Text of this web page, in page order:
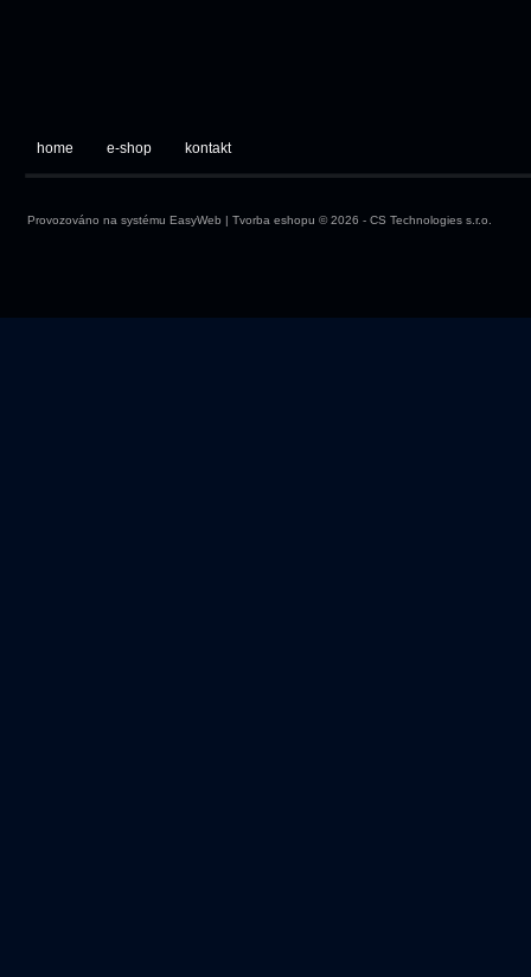
home e-shop kontakt
Provozováno na systému EasyWeb | Tvorba eshopu © 2026 - CS Technologies s.r.o.